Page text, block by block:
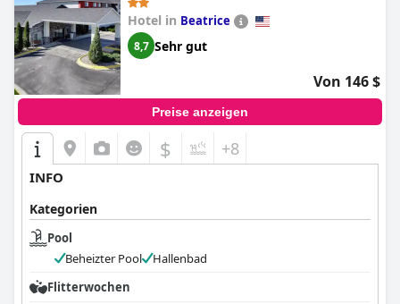
Hotel in Beatrice
8,7 Sehr gut
Von 146 $
Preise anzeigen
$ +8
INFO
Kategorien
Pool
Beheizter Pool
Hallenbad
Flitterwochen